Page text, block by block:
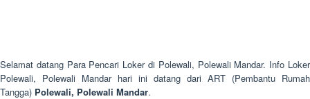
Selamat datang Para Pencari Loker di Polewali, Polewali Mandar. Info Loker
Polewali, Polewali Mandar hari ini datang dari ART (Pembantu Rumah
Tangga) Polewali, Polewali Mandar.